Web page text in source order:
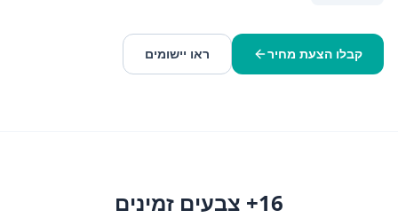
קבלו הצעת מחיר ראו יישומים
16+ צבעים זמינים